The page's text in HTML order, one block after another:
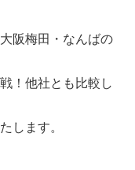
阪梅田・なんばの
！他社とも比較し
します。